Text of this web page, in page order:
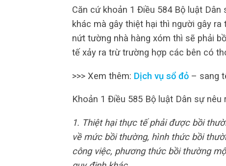
Căn cứ khoản 1 Điều 584 Bộ luật
khác mà gây thiệt hại thì người gây
nứt tường nhà hàng xóm thì sẽ phải
tế xảy ra trừ trường hợp các bên có
>>> Xem thêm: Dịch vụ sổ đỏ – sang
Khoản 1 Điều 585 Bộ luật Dân sự nêu
1. Thiệt hại thực tế phải được bồi
về mức bồi thường, hình thức bồi
công việc, phương thức bồi thường